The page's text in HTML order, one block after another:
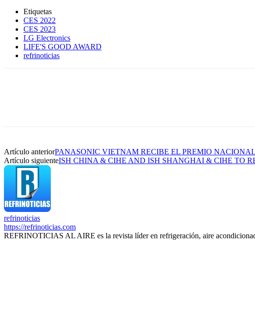
Etiquetas
CES 2022
CES 2023
LG Electronics
LIFE'S GOOD AWARD
refrinoticias
Artículo anteriorPANASONIC VIETNAM RECIBE EL PREMIO
Artículo siguienteISH CHINA & CIHE AND ISH SHANGHAI & CIHE TO
refrinoticias
https://refrinoticias.com
REFRINOTICIAS AL AIRE es la revista líder en refrigeración, aire